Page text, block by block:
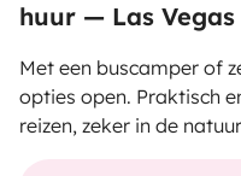
huur — Las Vegas
Met een buscamper of
opties open. Praktisch
reizen, zeker in de